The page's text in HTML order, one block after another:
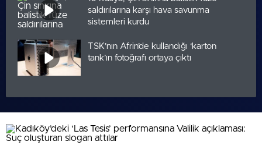
saldırılarına karşı hava savunma
sistemleri kurdu
TSK’nın Afrin’de kullandığı ‘karton
tank’ın fotoğrafı ortaya çıktı